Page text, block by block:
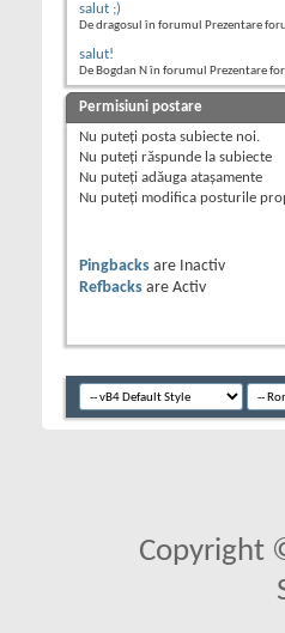
salut ;)
De dragosul în forumul Prezentare
salut!
De Bogdan N în forumul Prezentare
Permisiuni postare
Nu puteţi posta subiecte noi.
Nu puteţi răspunde la subiecte
Nu puteţi adăuga ataşamente
Nu puteţi modifica posturile
Pingbacks are
Inactiv
Refbacks are Activ
Copyright